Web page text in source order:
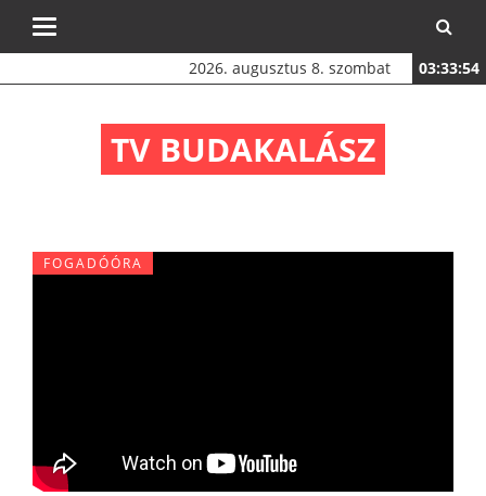
Toggle
2026. augusztus 8. szombat 03:33:54
TV BUDAKALÁSZ
FOGADÓÓRA